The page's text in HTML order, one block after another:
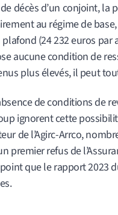
de décès d’un conjoint,
au régime de
(24 232 euros
aucune condition de
plus élevés, il peut
de conditions de
ignorent cette
de l’Agirc-Arrco,
premier refus de
que le rapport 2023